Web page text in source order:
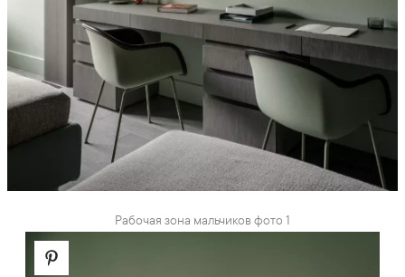
Рабочая зона мальчиков фото 1